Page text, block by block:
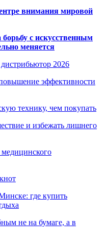
внимания мировой
с искусственным
меняется
2026
эффективности
технику, чем покупать
и избежать лишнего
медицинского
где купить
не на бумаге, а в